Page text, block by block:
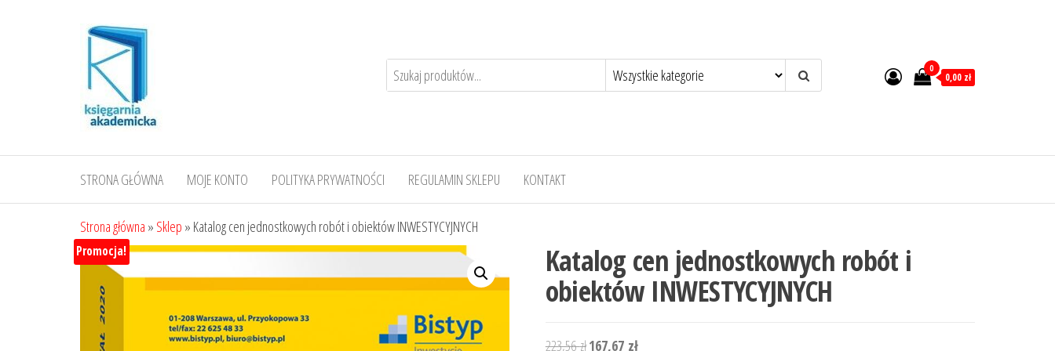
0
0,00 zł
STRONA GŁÓWNA MOJE KONTO POLITYKA PRYWATNOŚCI REGULAMIN SKLEPU KONTAKT
Strona główna » Sklep » Katalog cen jednostkowych robót i obiektów INWESTYCYJNYCH
Promocja! Katalog cen jednostkowych robót i
obiektów INWESTYCYJNYCH
223,56złPierwotna
167,67 złAktualna